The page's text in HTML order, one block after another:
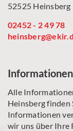
52525 Heinsberg
02452 - 2 49 78
Informationen
Alle
Heinsberg finden
Informationen
wir uns über Ihre